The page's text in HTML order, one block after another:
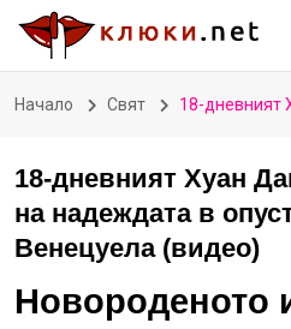
Начало Свят 18-дневният Хуан Давид
18-дневният Хуан
на надеждата в
Венецуела (видео)
Новороденото